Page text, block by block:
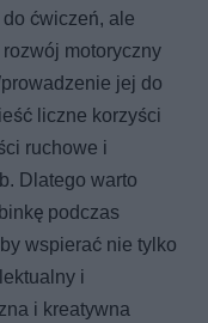
ćwiczeń, ale
motoryczny
jej do
liczne korzyści
ruchowe i
Dlatego warto
podczas
wspierać nie tylko
i
i kreatywna